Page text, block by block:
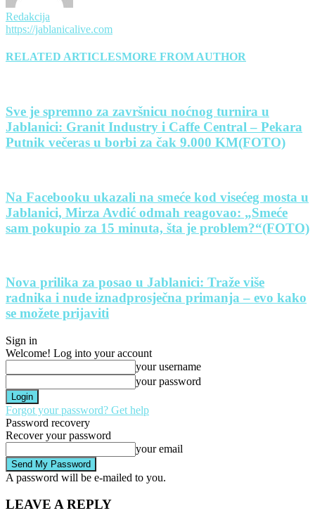
Redakcija
https://jablanicalive.com
RELATED ARTICLESMORE FROM AUTHOR
Sve je spremno za završnicu noćnog turnira u
Jablanici: Granit Industry i Caffe Central – Pekara
Putnik večeras u borbi za čak 9.000 KM(FOTO)
Na Facebooku ukazali na smeće kod visećeg mosta u
Jablanici, Mirza Avdić odmah reagovao: „Smeće
sam pokupio za 15 minuta, šta je problem?“(FOTO)
Nova prilika za posao u Jablanici: Traže više
radnika i nude iznadprosječna primanja – evo kako
se možete prijaviti
Sign in
Welcome! Log into your account
your username
your password
Forgot your password? Get help
Password recovery
Recover your password
your email
A password will be e-mailed to you.
LEAVE A REPLY